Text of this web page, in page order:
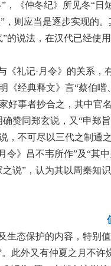
，《仲冬纪》所见冬“
，则应当是逐步实现的
的说法，在汉代已经使
《礼记·月令》的关系
《经典释文》言“蔡伯
好事者抄合之，其中官
赞同郑玄说，又“申郑
，不可尽以三代之制
令》吕不韦所作”及“
说”，认为其以周秦知
生态保护的内容，特别
此外又有仲夏之月不